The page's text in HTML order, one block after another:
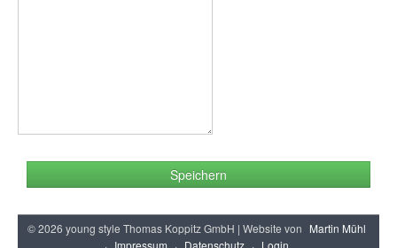
Speichern
© 2026 young style Thomas Koppitz GmbH | Website von Martin Mühl